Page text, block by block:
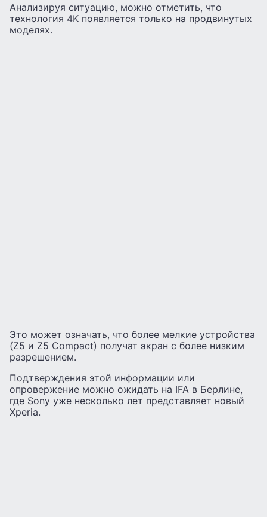
Анализируя ситуацию, можно отметить, что
технология 4K появляется только на продвинутых
моделях.
Это может означать, что более мелкие устройства
(Z5 и Z5 Compact) получат экран с более низким
разрешением.
Подтверждения этой информации или
опровержение можно ожидать на IFA в Берлине,
где Sony уже несколько лет представляет новый
Xperia.